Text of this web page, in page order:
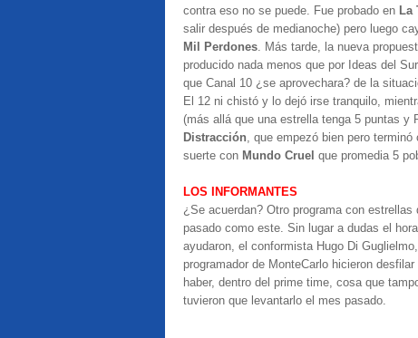
contra eso no se puede. Fue probado en La
salir después de medianoche) pero luego
Mil Perdones. Más tarde, la nueva
producido nada menos que por Ideas del
que Canal 10 ¿se aprovechara? de la
El 12 ni chistó y lo dejó irse tranquilo,
(más allá que una estrella tenga 5 puntas y
Distracción, que empezó bien pero
suerte con Mundo Cruel que promedia 5
LOS INFORMANTES
¿Se acuerdan? Otro programa con estrellas
pasado como este. Sin lugar a dudas el
ayudaron, el conformista Hugo Di
programador de MonteCarlo hicieron desfilar
haber, dentro del prime time, cosa que
tuvieron que levantarlo el mes pasado.